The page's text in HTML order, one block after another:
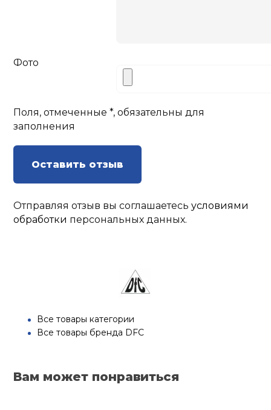
Фото
Поля, отмеченные *, обязательны для
заполнения
Оставить отзыв
Отправляя отзыв вы соглашаетесьусловиями
обработки персональных данных.
Все товары категории
Все товары бренда DFC
Вам может понравиться